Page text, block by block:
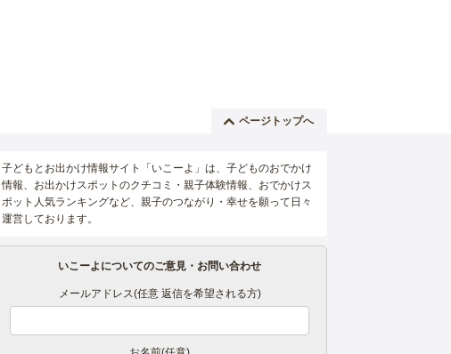
ページトップへ
子どもとお出かけ情報サイト「いこーよ」は、子どものおでかけ
情報、お出かけスポットのクチコミ・親子体験情報、おでかけス
ポット人気ランキングなど、親子のつながり・幸せを願って日々
運営しております。
いこーよについてのご意見・お問い合わせ
メールアドレス(任意 返信を希望される方)